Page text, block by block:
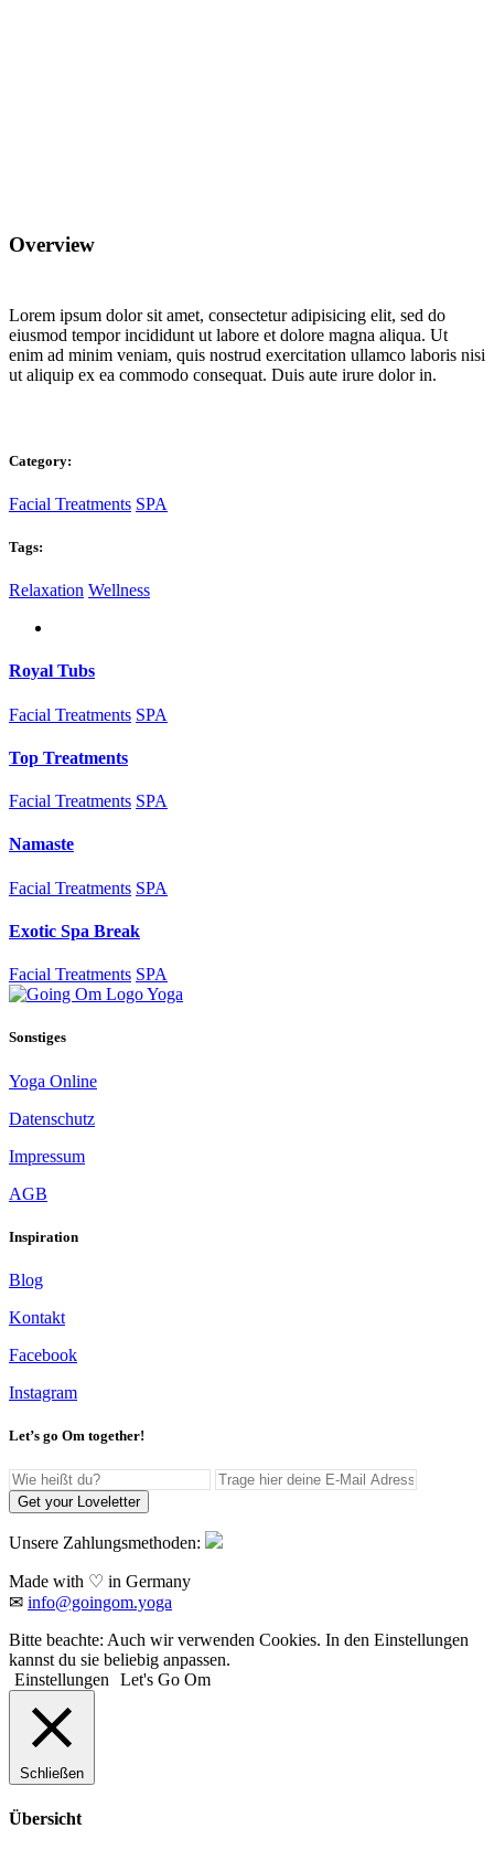
Overview
Lorem ipsum dolor sit amet, consectetur adipisicing elit, sed do
eiusmod tempor incididunt ut labore et dolore magna aliqua. Ut
enim ad minim veniam, quis nostrud exercitation ullamco laboris nisi
ut aliquip ex ea commodo consequat. Duis aute irure dolor in.
Category:
Facial Treatments SPA
Tags:
Relaxation Wellness
Royal Tubs
Facial Treatments SPA
Top Treatments
Facial Treatments SPA
Namaste
Facial Treatments SPA
Exotic Spa Break
Facial Treatments SPA
Sonstiges
Yoga Online
Datenschutz
Impressum
AGB
Inspiration
Blog
Kontakt
Facebook
Instagram
Let’s go Om together!
Get your Loveletter
Unsere Zahlungsmethoden:
Made with ♡ in Germany
✉ info@goingom.yoga
Bitte beachte: Auch wir verwenden Cookies. In den Einstellungen
kannst du sie beliebig anpassen.
Einstellungen
Let's Go Om
Schließen
Übersicht